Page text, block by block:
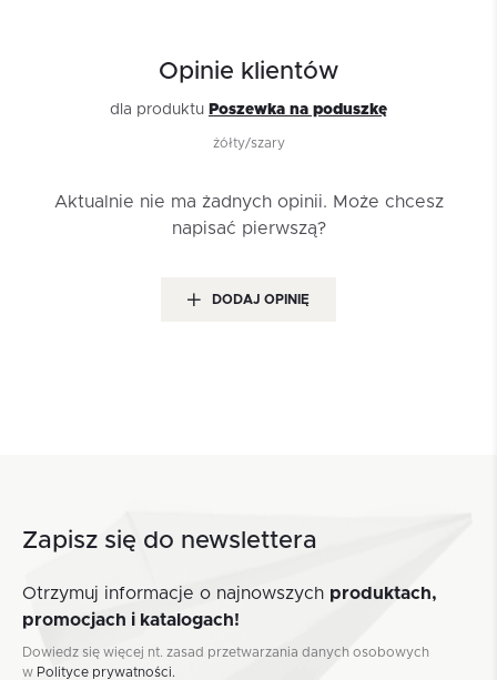
Opinie klientów
dla produktu Poszewka na poduszkę
żółty/szary
Aktualnie nie ma żadnych opinii. Może chcesz
napisać pierwszą?
DODAJ OPINIĘ
Zapisz się do newslettera
Otrzymuj informacje o najnowszych produktach,
promocjach i katalogach!
Dowiedz się więcej nt. zasad przetwarzania danych osobowych
w Polityce prywatności.